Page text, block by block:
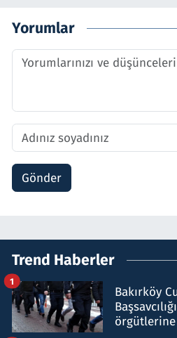
Yorumlar
Gönder
Trend Haberler
Bakırköy
1